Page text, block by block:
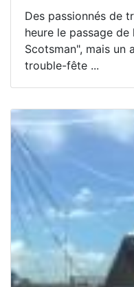
Des passionnés de
heure le passage
Scotsman", mais un
trouble-fête ...